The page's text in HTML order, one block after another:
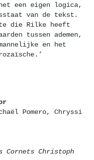
een eigen logica,
van de tekst.
die Rilke heeft
tussen ademen,
en het
Pomero, Chryssi
Cornets Christoph